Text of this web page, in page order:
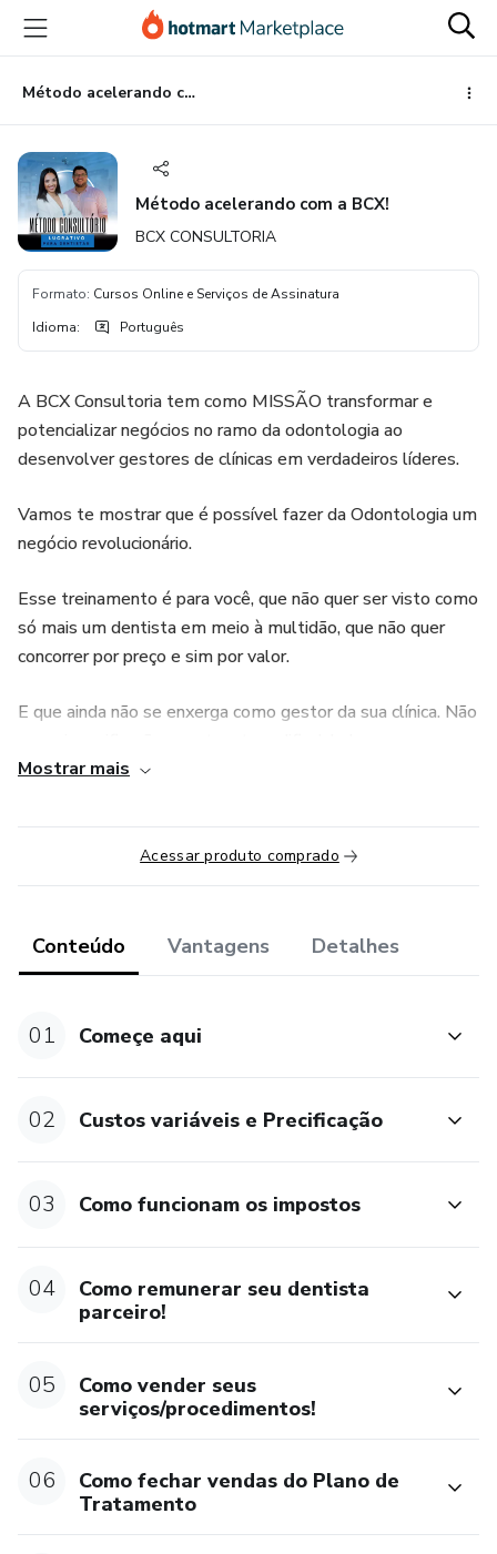
para
conteúdo
principal
para
pagamento
para
rodapé
Método acelerando com a BCX!
Método acelerando com a BCX!
BCX CONSULTORIA
Formato: Cursos Online e Serviços de Assinatura
Idioma: Português
A BCX Consultoria tem como MISSÃO transformar e
potencializar negócios no ramo da odontologia ao
desenvolver gestores de clínicas em verdadeiros líderes.
Vamos te mostrar que é possível fazer da Odontologia um
negócio revolucionário.
Esse treinamento é para você, que não quer ser visto como
só mais um dentista em meio à multidão, que não quer
concorrer por preço e sim por valor.
E que ainda não se enxerga como gestor da sua clínica. Não
a gestão financeira dentro da sua clínica.
Iremos te guiar nessa jornada rumo a ser um dentista
diferenciado e de sucesso.
veja a gestão financeira como sua aliada!
movimento de diferenciação na odontologia!
Mostrar mais
Acessar produto comprado
Conteúdo Vantagens Detalhes
01 Começe aqui
02 Custos variáveis e Precificação
03 Como funcionam os impostos
04
Como remunerar seu dentista
parceiro!
05
Como vender seus
serviços/procedimentos!
06
Como fechar vendas do Plano de
Tratamento